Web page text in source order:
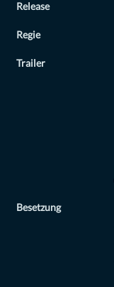
Release
Regie
Trailer
Besetzung